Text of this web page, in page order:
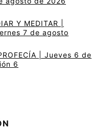
Y MEDITAR |
7 de agosto
| Jueves 6 de
6